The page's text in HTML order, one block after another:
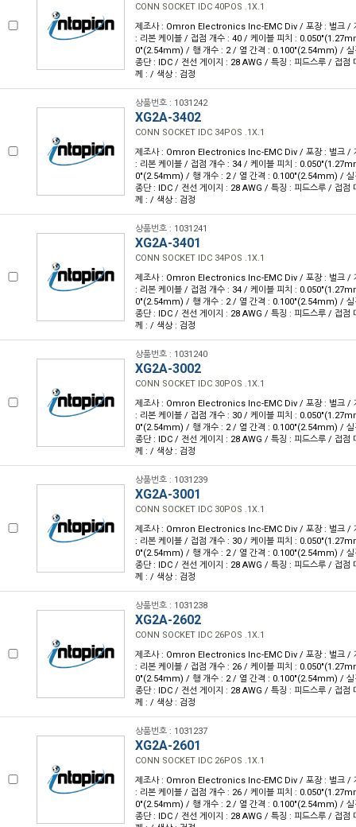
CONN SOCKET IDC 40POS .1X.1
제조사 : Omron Electronics Inc-EMC Div / 포장 : 벌크 /
: 리본 케이블 / 접점 개수 : 40 / 케이블 피치 :
0"(2.54mm) / 행 개수 : 2 / 열 간격 : 0.100"(2.54mm) / 실
종단 : IDC / 전선 게이지 : 28 AWG / 특징 : 피드스루 / 접점
께 : / 색상 : 검정
상품번호 : 1031242
XG2A-3402
CONN SOCKET IDC 34POS .1X.1
제조사 : Omron Electronics Inc-EMC Div / 포장 : 벌크 /
: 리본 케이블 / 접점 개수 : 34 / 케이블 피치 :
0"(2.54mm) / 행 개수 : 2 / 열 간격 : 0.100"(2.54mm) / 실
종단 : IDC / 전선 게이지 : 28 AWG / 특징 : 피드스루 / 접점
께 : / 색상 : 검정
상품번호 : 1031241
XG2A-3401
CONN SOCKET IDC 34POS .1X.1
제조사 : Omron Electronics Inc-EMC Div / 포장 : 벌크 /
: 리본 케이블 / 접점 개수 : 34 / 케이블 피치 :
0"(2.54mm) / 행 개수 : 2 / 열 간격 : 0.100"(2.54mm) / 실
종단 : IDC / 전선 게이지 : 28 AWG / 특징 : 피드스루 / 접점
께 : / 색상 : 검정
상품번호 : 1031240
XG2A-3002
CONN SOCKET IDC 30POS .1X.1
제조사 : Omron Electronics Inc-EMC Div / 포장 : 벌크 /
: 리본 케이블 / 접점 개수 : 30 / 케이블 피치 :
0"(2.54mm) / 행 개수 : 2 / 열 간격 : 0.100"(2.54mm) / 실
종단 : IDC / 전선 게이지 : 28 AWG / 특징 : 피드스루 / 접점
께 : / 색상 : 검정
상품번호 : 1031239
XG2A-3001
CONN SOCKET IDC 30POS .1X.1
제조사 : Omron Electronics Inc-EMC Div / 포장 : 벌크 /
: 리본 케이블 / 접점 개수 : 30 / 케이블 피치 :
0"(2.54mm) / 행 개수 : 2 / 열 간격 : 0.100"(2.54mm) / 실
종단 : IDC / 전선 게이지 : 28 AWG / 특징 : 피드스루 / 접점
께 : / 색상 : 검정
상품번호 : 1031238
XG2A-2602
CONN SOCKET IDC 26POS .1X.1
제조사 : Omron Electronics Inc-EMC Div / 포장 : 벌크 /
: 리본 케이블 / 접점 개수 : 26 / 케이블 피치 :
0"(2.54mm) / 행 개수 : 2 / 열 간격 : 0.100"(2.54mm) / 실
종단 : IDC / 전선 게이지 : 28 AWG / 특징 : 피드스루 / 접점
께 : / 색상 : 검정
상품번호 : 1031237
XG2A-2601
CONN SOCKET IDC 26POS .1X.1
제조사 : Omron Electronics Inc-EMC Div / 포장 : 벌크 /
: 리본 케이블 / 접점 개수 : 26 / 케이블 피치 :
0"(2.54mm) / 행 개수 : 2 / 열 간격 : 0.100"(2.54mm) / 실
종단 : IDC / 전선 게이지 : 28 AWG / 특징 : 피드스루 / 접점